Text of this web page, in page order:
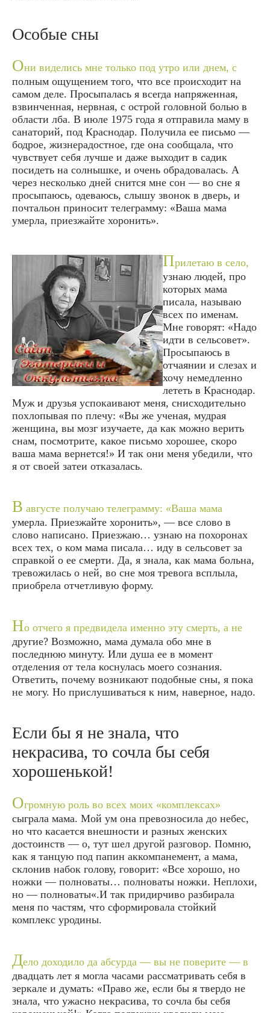
Особые сны
Они виделись мне только под утро или днем, с
полным ощущением того, что все происходит на
самом деле. Просыпалась я всегда напряженная,
взвинченная, нервная, с острой головной болью в
области лба. В июле 1975 года я отправила маму в
санаторий, под Краснодар. Получила ее письмо —
бодрое, жизнерадостное, где она сообщала, что
чувствует себя лучше и даже выходит в садик
посидеть на солнышке, и очень обрадовалась. А
через несколько дней снится мне сон — во сне я
просыпаюсь, одеваюсь, слышу звонок в дверь, и
почтальон приносит телеграмму: «Ваша мама
умерла, приезжайте хоронить».
Прилетаю в село,
узнаю людей, про
которых мама
писала, называю
всех по именам.
Мне говорят: «Надо
идти в сельсовет».
Просыпаюсь в
отчаянии и слезах и
хочу немедленно
лететь в Краснодар.
Муж и друзья успокаивают меня, снисходительно
похлопывая по плечу: «Вы же ученая, мудрая
женщина, вы мозг изучаете, да как можно верить
снам, посмотрите, какое письмо хорошее, скоро
ваша мама вернется!» И так они меня убедили, что
я от своей затеи отказалась.
В августе получаю телеграмму: «Ваша мама
умерла. Приезжайте хоронить», — все слово в
слово написано. Приезжаю… узнаю на похоронах
всех тех, о ком мама писала… иду в сельсовет за
справкой о ее смерти. Да, я знала, как мама больна,
тревожилась о ней, во сне моя тревога всплыла,
приобрела отчетливую форму.
Но отчего я предвидела именно эту смерть, а не
другие? Возможно, мама думала обо мне в
последнюю минуту. Или душа ее в момент
отделения от тела коснулась моего сознания.
Ответить, почему возникают подобные сны, я пока
не могу. Но прислушиваться к ним, наверное, надо.
Если бы я не знала, что
некрасива, то сочла бы себя
хорошенькой!
Огромную роль во всех моих «комплексах»
сыграла мама. Мой ум она превозносила до небес,
но что касается внешности и разных женских
достоинств — о, тут шел другой разговор. Помню,
как я танцую под папин аккомпанемент, а мама,
склонив набок голову, говорит: «Все хорошо, но
ножки — полноваты… полноваты ножки. Неплохи,
но — полноваты«.И так придирчиво разбирала
меня по частям, что сформировала стойкий
комплекс уродины.
Дело доходило да абсурда — вы не поверите — в
двадцать лет я могла часами рассматривать себя в
зеркале и думать: «Право же, если бы я твердо не
знала, что ужасно некрасива, то сочла бы себя